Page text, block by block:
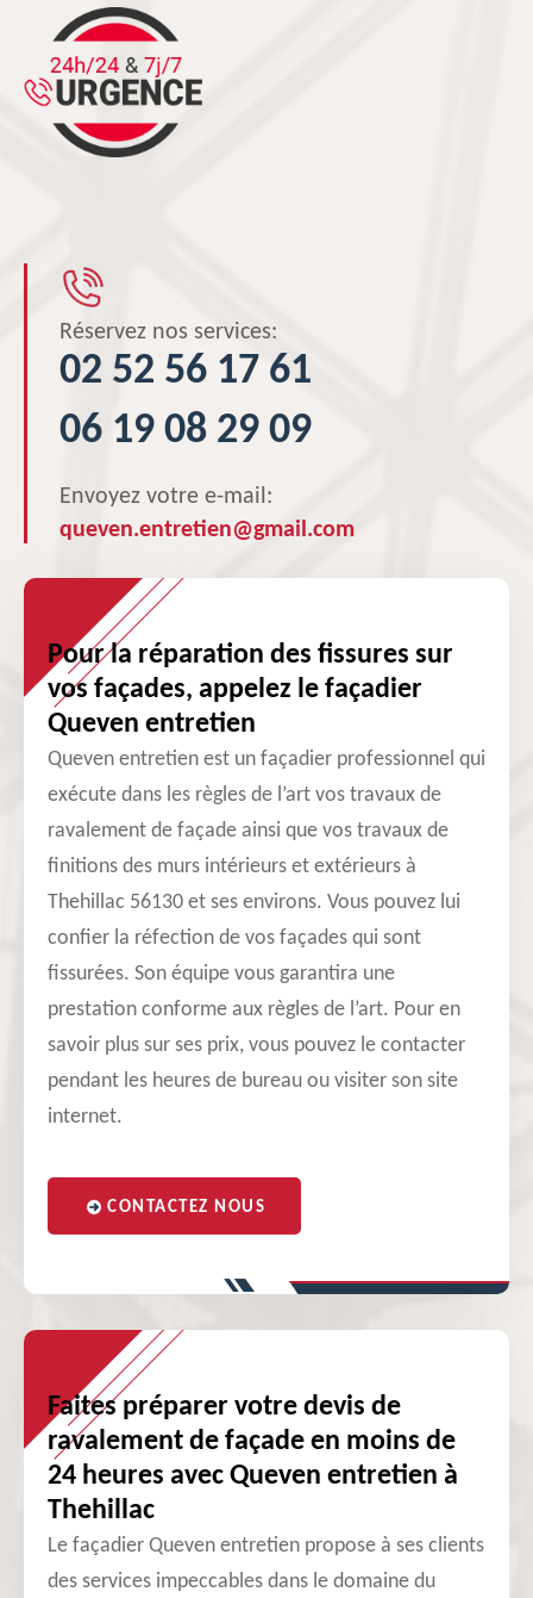
Réservez nos services:
02 52 56 17 61
06 19 08 29 09
Envoyez votre e-mail:
queven.entretien@gmail.com
Pour la réparation des fissures sur
vos façades, appelez le façadier
Queven entretien
Queven entretien est un façadier professionnel qui
exécute dans les règles de l’art vos travaux de
ravalement de façade ainsi que vos travaux de
finitions des murs intérieurs et extérieurs à
Thehillac 56130 et ses environs. Vous pouvez lui
confier la réfection de vos façades qui sont
fissurées. Son équipe vous garantira une
prestation conforme aux règles de l’art. Pour en
savoir plus sur ses prix, vous pouvez le contacter
pendant les heures de bureau ou visiter son site
internet.
CONTACTEZ NOUS
Faites préparer votre devis de
ravalement de façade en moins de
24 heures avec Queven entretien à
Thehillac
Le façadier Queven entretien propose à ses clients
des services impeccables dans le domaine du